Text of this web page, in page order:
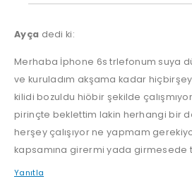
Ayça dedi ki:
Merhaba İphone 6s trlefonum suya
ve kuruladım akşama kadar
kilidi bozuldu hiöbir şekilde
pirinçte beklettim lakin herhangi bir
herşey çalışıyor ne yapmam
kapsamına girermi yada girmesede
Yanıtla